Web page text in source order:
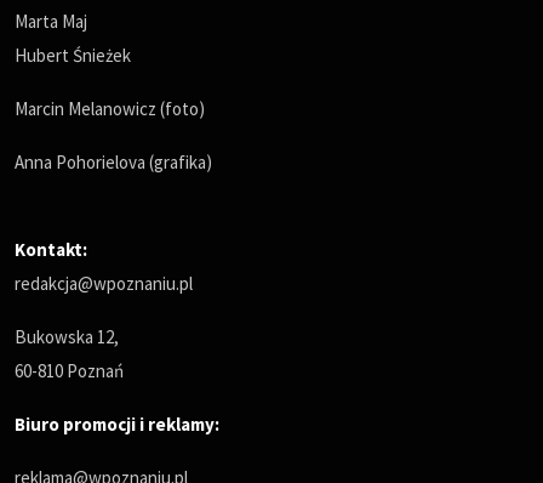
Marta Maj
Hubert Śnieżek
Marcin Melanowicz (foto)
Anna Pohorielova (grafika)
Kontakt:
redakcja@wpoznaniu.pl
Bukowska 12,
60-810 Poznań
Biuro promocji i reklamy:
reklama@wpoznaniu.pl